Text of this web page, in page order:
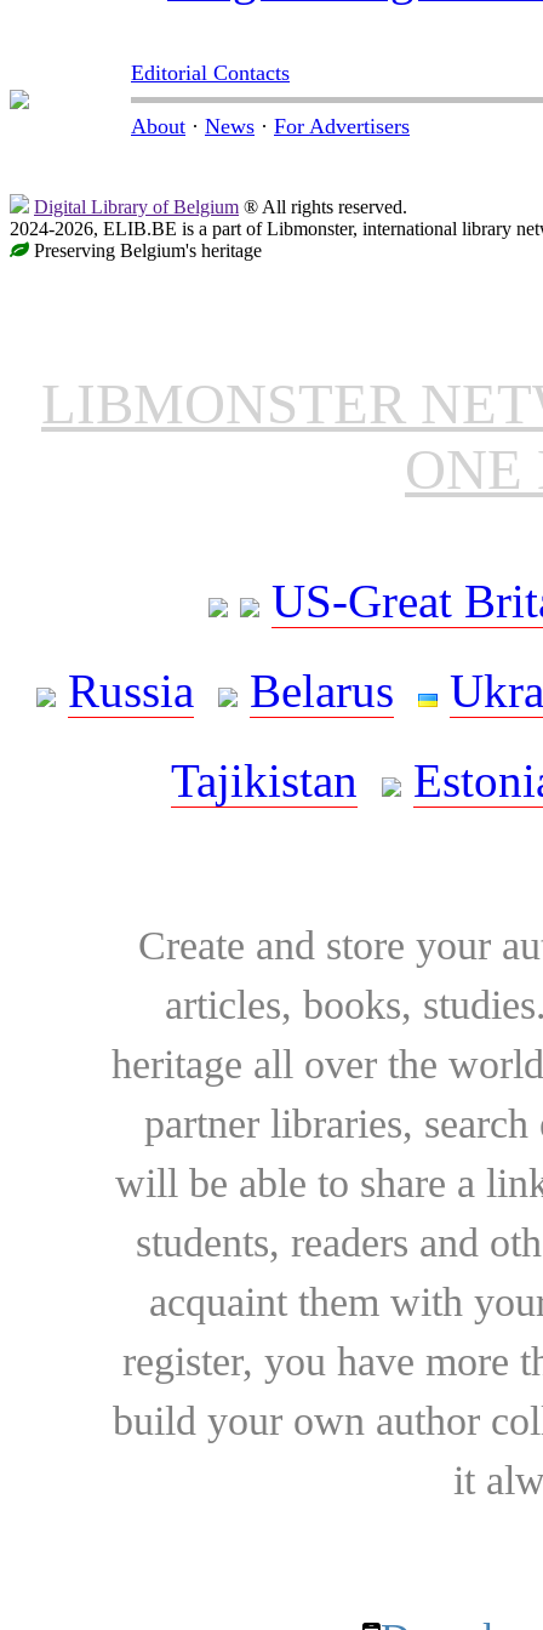
Editorial Contacts
About · News · For Advertisers
Digital Library of Belgium ® All rights reserved.
2024-2026, ELIB.BE is a part of Libmonster, international library
Preserving Belgium's heritage
LIBMONSTER
ONE
US-Great
Russia
Belarus
Tajikistan
Create and store your
articles, books,
heritage all over the
partner libraries,
will be able to share a
students, readers and
acquaint them with
register, you have more
build your own author
it